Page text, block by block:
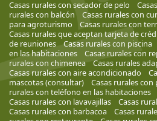
Casas rurales con secador de pelo
rurales con balcón
Casas rurales con
para agroturismo
Casas rurales con
Casas rurales que aceptan tarjeta de
de reuniones
Casas rurales con piscina
en las habitaciones
Casas rurales con
rurales con chimenea
Casas rurales
Casas rurales con aire acondicionado
mascotas (consultar)
Casas rurales
rurales con teléfono en las habitaciones
Casas rurales con lavavajillas
Casas
Casas rurales con barbacoa
Casas